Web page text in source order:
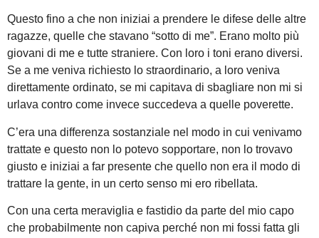
Questo fino a che non iniziai a prendere le difese delle altre
ragazze, quelle che stavano “sotto di me”. Erano molto più
giovani di me e tutte straniere. Con loro i toni erano diversi.
Se a me veniva richiesto lo straordinario, a loro veniva
direttamente ordinato, se mi capitava di sbagliare non mi si
urlava contro come invece succedeva a quelle poverette.
C’era una differenza sostanziale nel modo in cui venivamo
trattate e questo non lo potevo sopportare, non lo trovavo
giusto e iniziai a far presente che quello non era il modo di
trattare la gente, in un certo senso mi ero ribellata.
Con una certa meraviglia e fastidio da parte del mio capo
che probabilmente non capiva perché non mi fossi fatta gli